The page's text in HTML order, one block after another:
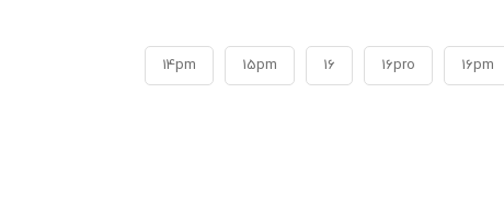
16pm
16pro
16
15pm
14pm